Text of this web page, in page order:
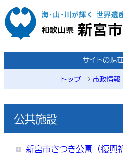
本文へ移動
メニューページ
サイトの現
トップ ⇒ 市政情報
公共施設
新宮市さつき公園（復興